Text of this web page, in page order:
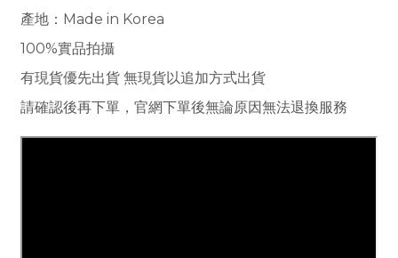
產地：Made in Korea
100%實品拍攝
有現貨優先出貨 無現貨以追加方式出貨
請確認後再下單，官網下單後無論原因無法退換服務